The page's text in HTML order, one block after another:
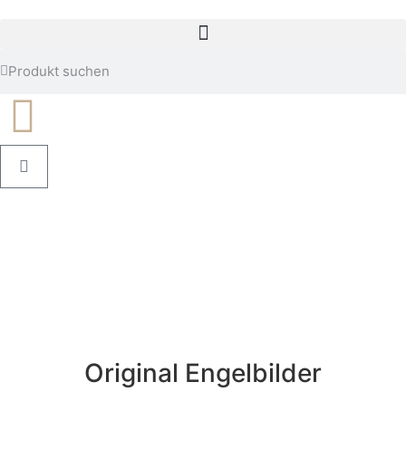
Original Engelbilder